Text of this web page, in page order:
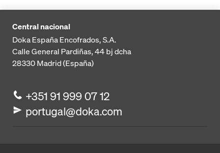
Central nacional
Doka España Encofrados, S.A.
Calle General Pardiñas, 44 bj dcha
28330Madrid (España)
+351 91 999 07 12
portugal@doka.com